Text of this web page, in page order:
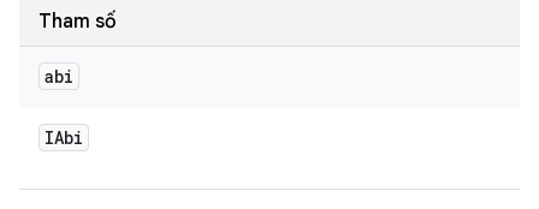
Tham số
abi
IAbi